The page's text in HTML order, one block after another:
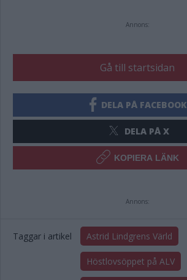
Annons:
Gå till startsidan
DELA PÅ FACEBOOK
DELA PÅ X
KOPIERA LÄNK
Annons:
Taggar i artikel Astrid Lindgrens Värld
Höstlovsöppet på ALV